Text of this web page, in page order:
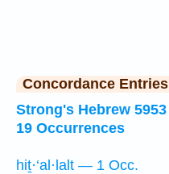
Concordance Entries
Strong's Hebrew 5953
19 Occurrences
hiṯ·‘al·lalt — 1 Occ.